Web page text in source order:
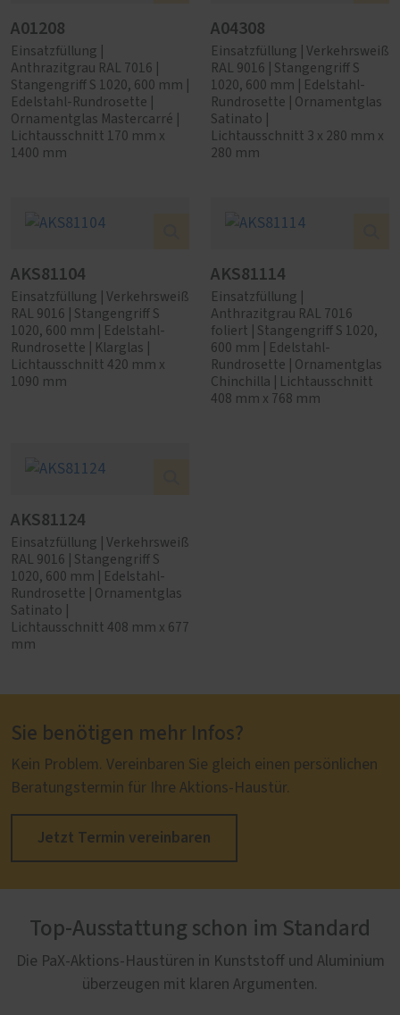
A01208
Einsatzfüllung |
Anthrazitgrau RAL 7016 |
Stangengriff S 1020, 600 mm |
Edelstahl-Rundrosette |
Ornamentglas Mastercarré |
Lichtausschnitt 170 mm x
1400 mm
A04308
Einsatzfüllung | Verkehrsweiß
RAL 9016 | Stangengriff S
1020, 600 mm | Edelstahl-
Rundrosette | Ornamentglas
Satinato |
Lichtausschnitt 3 x 280 mm x
280 mm
AKS81104
Einsatzfüllung | Verkehrsweiß
RAL 9016 | Stangengriff S
1020, 600 mm | Edelstahl-
Rundrosette | Klarglas |
Lichtausschnitt 420 mm x
1090 mm
AKS81114
Einsatzfüllung |
Anthrazitgrau RAL 7016
foliert | Stangengriff S 1020,
600 mm | Edelstahl-
Rundrosette | Ornamentglas
Chinchilla | Lichtausschnitt
408 mm x 768 mm
AKS81124
Einsatzfüllung | Verkehrsweiß
RAL 9016 | Stangengriff S
1020, 600 mm | Edelstahl-
Rundrosette | Ornamentglas
Satinato |
Lichtausschnitt 408 mm x 677
mm
Sie benötigen mehr Infos?
Kein Problem. Vereinbaren Sie gleich einen persönlichen
Beratungstermin für Ihre Aktions-Haustür.
Jetzt Termin vereinbaren
Top-Ausstattung schon im Standard
Die PaX-Aktions-Haustüren in Kunststoff und Aluminium
überzeugen mit klaren Argumenten.